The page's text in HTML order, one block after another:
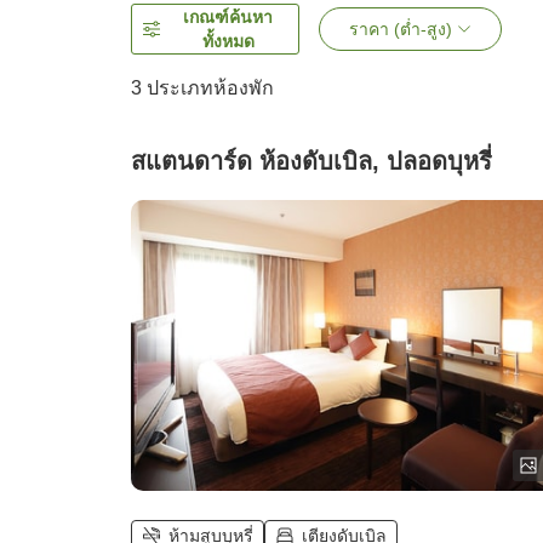
เกณฑ์ค้นหา
ทั้งหมด
ราคา (ต่ำ-สูง)
3 ประเภทห้องพัก
สแตนดาร์ด ห้องดับเบิล, ปลอดบุหรี่
ห้ามสูบบุหรี่ เตียงดับเบิล